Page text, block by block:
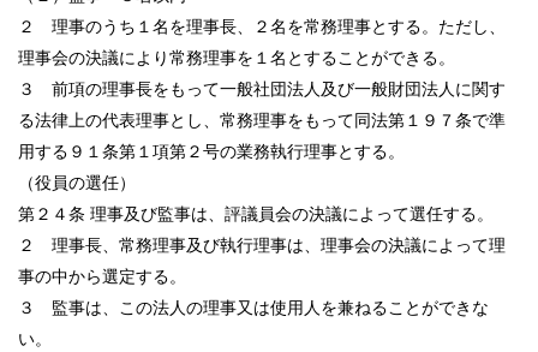
２ 理事のうち１名を理事長、２名を常務理事とする。ただし、
理事会の決議により常務理事を１名とすることができる。
３ 前項の理事長をもって一般社団法人及び一般財団法人に関す
る法律上の代表理事とし、常務理事をもって同法第１９７条で準
用する９１条第１項第２号の業務執行理事とする。
（役員の選任）
第２４条 理事及び監事は、評議員会の決議によって選任する。
２ 理事長、常務理事及び執行理事は、理事会の決議によって理
事の中から選定する。
３ 監事は、この法人の理事又は使用人を兼ねることができな
い。